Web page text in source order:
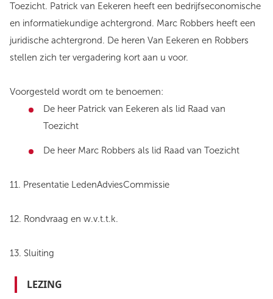
Toezicht. Patrick van Eekeren heeft een bedrijfseconomische
en informatiekundige achtergrond. Marc Robbers heeft een
juridische achtergrond. De heren Van Eekeren en Robbers
stellen zich ter vergadering kort aan u voor.
Voorgesteld wordt om te benoemen:
De heer Patrick van Eekeren als lid Raad van
Toezicht
De heer Marc Robbers als lid Raad van Toezicht
11. Presentatie LedenAdviesCommissie
12. Rondvraag en w.v.t.t.k.
13. Sluiting
LEZING